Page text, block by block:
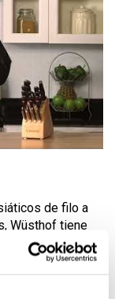
de filo a
Wüsthof tiene
cerámica; el